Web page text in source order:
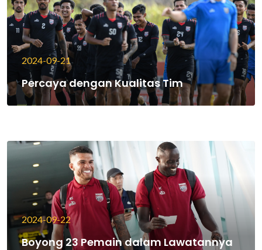
2024-09-21
Percaya dengan Kualitas Tim
2024-09-22
Boyong 23 Pemain dalam Lawatannya